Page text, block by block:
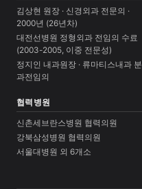
김상현 원장 · 신경외과 전문의 ·
2000년 (26년차)
대전선병원 정형외과 전임의 수료
(2003-2005, 이중 전문성)
정지인 내과원장 · 류마티스내과 분
과전임의
협력병원
신촌세브란스병원 협력의원
강북삼성병원 협력의원
서울대병원 외 6개소